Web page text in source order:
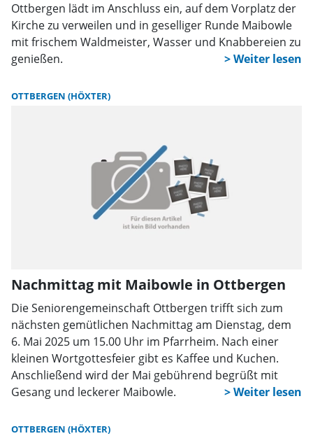
Ottbergen lädt im Anschluss ein, auf dem Vorplatz der
Kirche zu verweilen und in geselliger Runde Maibowle
mit frischem Waldmeister, Wasser und Knabbereien zu
genießen.
OTTBERGEN (HÖXTER)
Nachmittag mit Maibowle in Ottbergen
Die Seniorengemeinschaft Ottbergen trifft sich zum
nächsten gemütlichen Nachmittag am Dienstag, dem
6. Mai 2025 um 15.00 Uhr im Pfarrheim. Nach einer
kleinen Wortgottesfeier gibt es Kaffee und Kuchen.
Anschließend wird der Mai gebührend begrüßt mit
Gesang und leckerer Maibowle.
OTTBERGEN (HÖXTER)